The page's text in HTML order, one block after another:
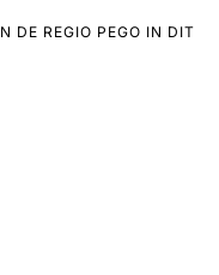
DE REGIO PEGO IN DIT